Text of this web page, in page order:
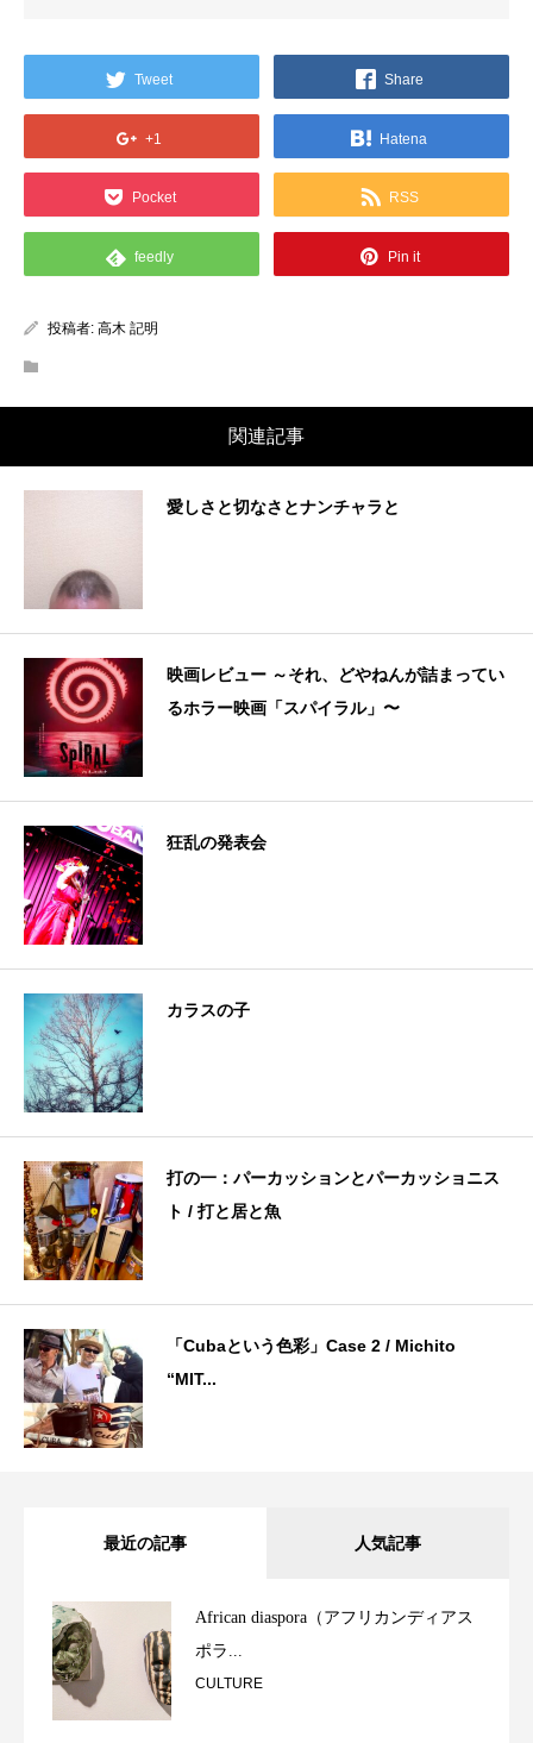
Tweet Share
+1 Hatena
Pocket RSS
feedly Pin it
投稿者: 高木 記明
関連記事
愛しさと切なさとナンチャラと
映画レビュー ～それ、どやねんが詰まってい
るホラー映画「スパイラル」〜
狂乱の発表会
カラスの子
打の一：パーカッションとパーカッショニス
ト / 打と居と魚
「Cubaという色彩」Case 2 / Michito
“MIT...
最近の記事 人気記事
African diaspora（アフリカンディアス
ポラ...
CULTURE